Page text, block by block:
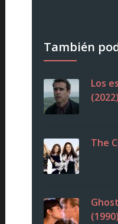
También
Los
(2022)
The
(1990)